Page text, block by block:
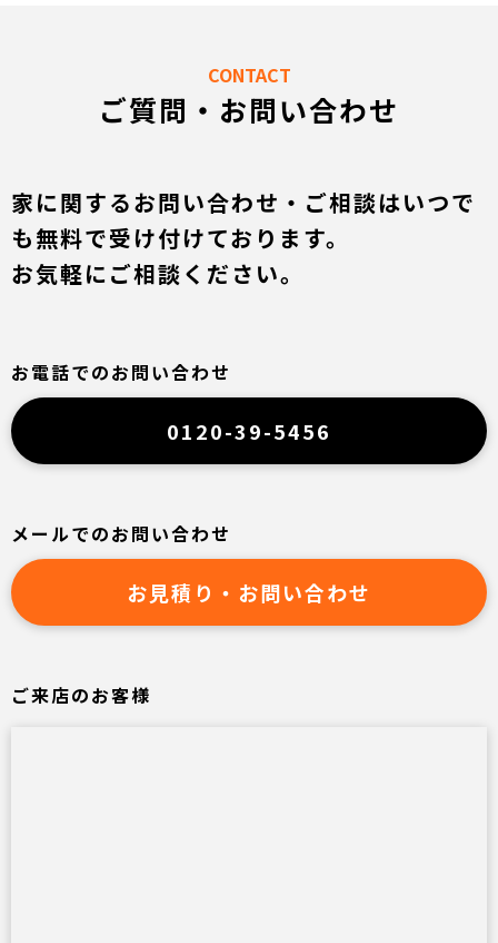
CONTACT
ご質問・お問い合わせ
家に関するお問い合わせ・ご相談はいつで
も無料で受け付けております。
お気軽にご相談ください。
お電話でのお問い合わせ
0120-39-5456
メールでのお問い合わせ
お見積り・お問い合わせ
ご来店のお客様